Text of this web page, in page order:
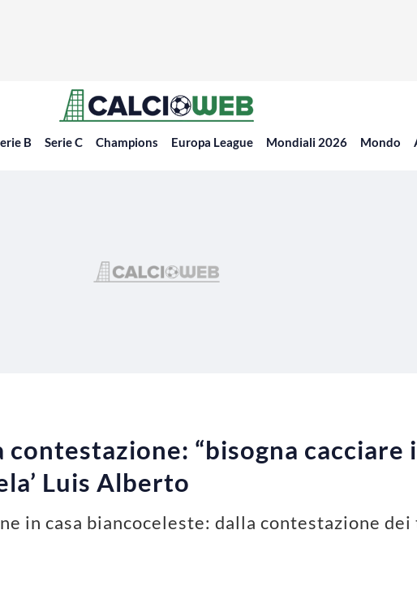
B Serie C Champions Europa League Mondiali 2026 Mondo
“bisogna cacciare
Luis Alberto
in casa biancoceleste: dalla contestazione dei